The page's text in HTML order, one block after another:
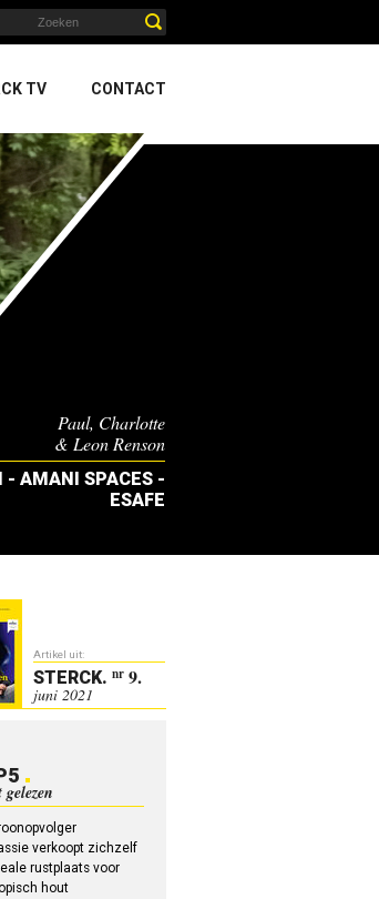
TV CONTACT
Paul, Charlotte
& Leon Renson
- AMANI SPACES -
ESAFE
Artikel uit:
STERCK. nr 9.
juni 2021
gelezen
verkoopt zichzelf
rustplaats voor
hout